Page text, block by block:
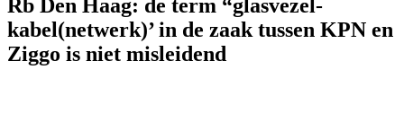
https://redactie-delex.cshark.nl/artikelen/rb-den-haag-de-term-
glasvezel-kabel-netwerk-in-de-zaak-tussen-kpn-en-ziggo-is-niet-
misleidend
Rb Den Haag: de term “glasvezel-
kabel(netwerk)’ in de zaak tussen KPN en
Ziggo is niet misleidend